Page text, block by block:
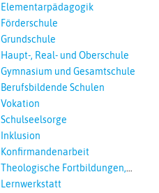
Elementarpädagogik
Förderschule
Grundschule
Haupt-, Real- und Oberschule
Gymnasium und Gesamtschule
Berufsbildende Schulen
Vokation
Schulseelsorge
Inklusion
Konfirmandenarbeit
Theologische Fortbildungen,
Ökumenisches und Interreligöses
Lernwerkstatt